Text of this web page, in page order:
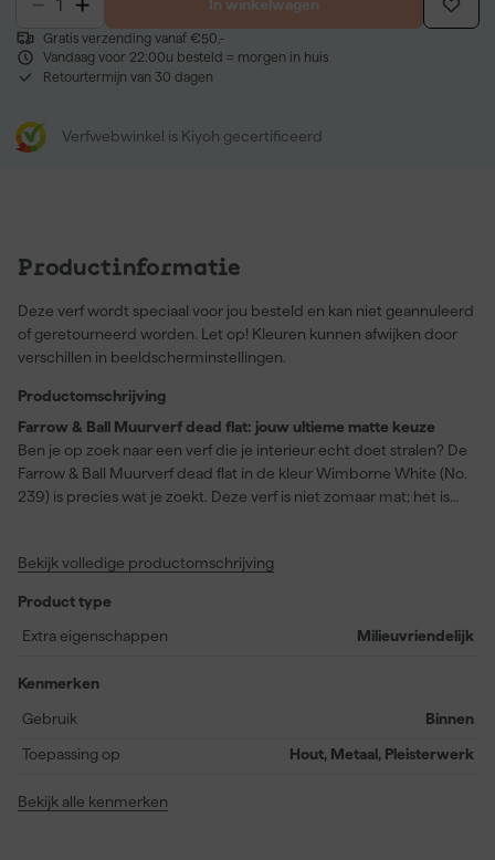
In winkelwagen
Gratis verzending vanaf €50,-
Vandaag voor 22:00u besteld = morgen in huis
Retourtermijn van 30 dagen
Verfwebwinkel is Kiyoh gecertificeerd
Productinformatie
Deze verf wordt speciaal voor jou besteld en kan niet geannuleerd
of geretourneerd worden. Let op! Kleuren kunnen afwijken door
verschillen in beeldscherminstellingen.
Productomschrijving
Farrow & Ball Muurverf dead flat: jouw ultieme matte keuze
Ben je op zoek naar een verf die je interieur echt doet stralen? De
Farrow & Ball Muurverf dead flat in de kleur Wimborne White (No.
239) is precies wat je zoekt. Deze verf is niet zomaar mat; het is
die werkelijk uniek is. Of je nu muren, houtwerk of zelfs radiatoren
elke ruimte. Het is wasbaar, afveegbaar en slijtvast, wat het ideaal
maakt voor drukbezochte gebieden zoals gangen, woonkamers
waterbasis, waardoor het ook nog eens een bewuste keuze is.
overschildertijd van slechts 4 uur, kun je snel en efficiënt te werk
gaan. Probeer de Wimborne White als een zachter alternatief
beste!
Bekijk volledige productomschrijving
Product type
Extra eigenschappen
Milieuvriendelijk
Kenmerken
Gebruik
Binnen
Toepassing op Hout, Metaal, Pleisterwerk
Bekijk alle kenmerken